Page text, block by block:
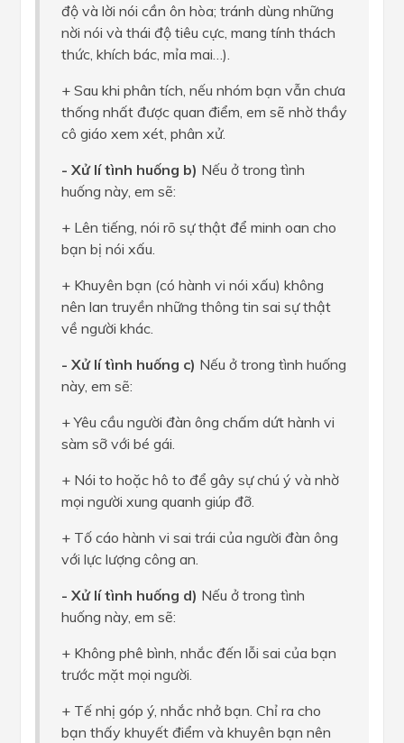
độ và lời nói cần ôn hòa; tránh dùng những
nời nói và thái độ tiêu cực, mang tính thách
thức, khích bác, mỉa mai…).
+ Sau khi phân tích, nếu nhóm bạn vẫn chưa
thống nhất được quan điểm, em sẽ nhờ thầy
cô giáo xem xét, phân xử.
- Xử lí tình huống b) Nếu ở trong tình
huống này, em sẽ:
+ Lên tiếng, nói rõ sự thật để minh oan cho
bạn bị nói xấu.
+ Khuyên bạn (có hành vi nói xấu) không
nên lan truyền những thông tin sai sự thật
về người khác.
- Xử lí tình huống c) Nếu ở trong tình huống
này, em sẽ:
+ Yêu cầu người đàn ông chấm dứt hành vi
sàm sỡ với bé gái.
+ Nói to hoặc hô to để gây sự chú ý và nhờ
mọi người xung quanh giúp đỡ.
+ Tố cáo hành vi sai trái của người đàn ông
với lực lượng công an.
- Xử lí tình huống d) Nếu ở trong tình
huống này, em sẽ:
+ Không phê bình, nhắc đến lỗi sai của bạn
trước mặt mọi người.
+ Tế nhị góp ý, nhắc nhở bạn. Chỉ ra cho
bạn thấy khuyết điểm và khuyên bạn nên